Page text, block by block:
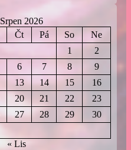
Srpen 2026
Čt Pá So
Ne
1
2
6 7 8
9
13 14 15
16
20 21 22
23
27 28 29
30
« Lis